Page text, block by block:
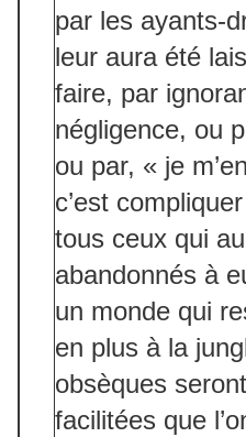
par les ayants-
leur aura été
faire, par
négligence, ou
ou par, « je
c’est
tous ceux qui
abandonnés à
un monde qui
en plus à la
obsèques
facilitées que